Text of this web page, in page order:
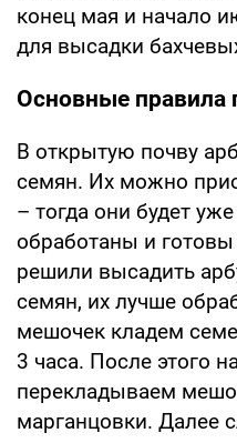
конец мая и начало
для высадки
Основные правила
В открытую почву
семян. Их можно
– тогда они будет
обработаны и
решили высадить
семян, их лучше
мешочек кладем
3 часа. После этого
перекладываем
марганцовки. Далее